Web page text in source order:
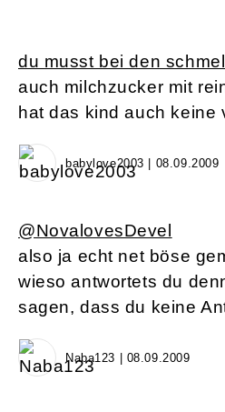
du musst bei den
auch milchzucker mit
hat das kind auch keine
babylove2003 | 08.09.2009
@NovalovesDevel
also ja echt net böse
wieso antwortets du
sagen, dass du keine
Naba123 | 08.09.2009